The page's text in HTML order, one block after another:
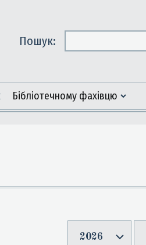
Пошук:
Бiблiотечному фахiвцю
2026